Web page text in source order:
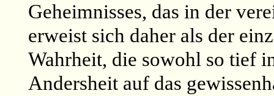
Geheimnisses, das in der
erweist sich daher als der
Wahrheit, die sowohl so tief
Andersheit auf das